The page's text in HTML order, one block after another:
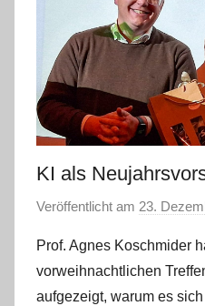
KI als
Veröffentlicht am 23.
Prof. Agnes Koschmider
vorweihnachtlichen
aufgezeigt, warum es